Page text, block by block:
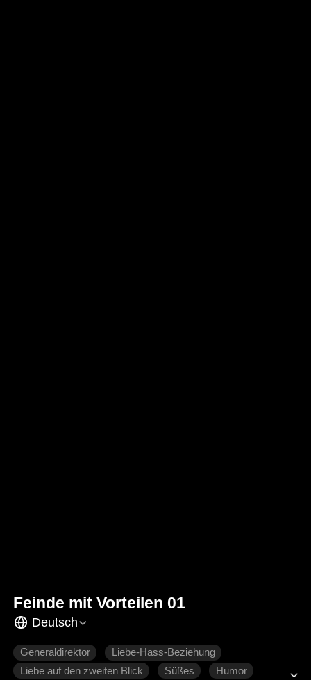
Feinde mit Vorteilen 01
Deutsch
Generaldirektor
Liebe-Hass-Beziehung
Liebe auf den zweiten Blick
Süßes Humor